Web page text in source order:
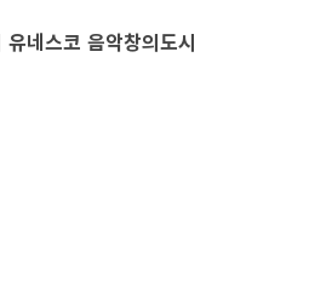
유네스코 음악창의도시